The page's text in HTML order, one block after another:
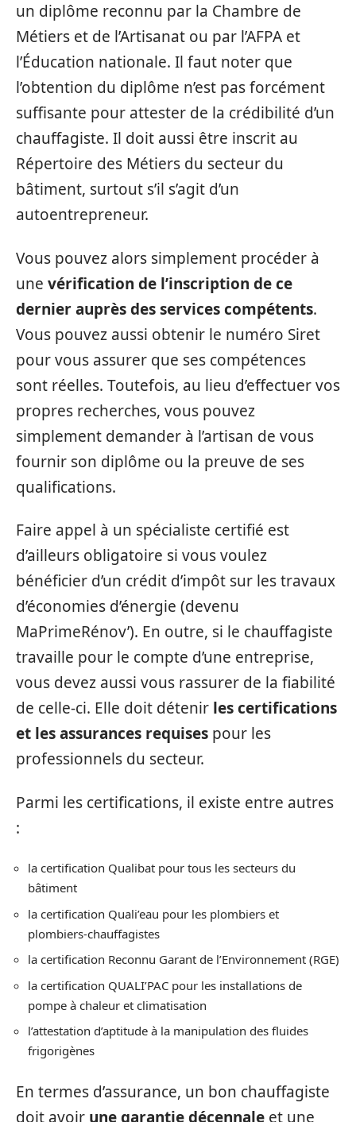
un diplôme reconnu par la Chambre de
Métiers et de l’Artisanat ou par l’AFPA et
l’Éducation nationale. Il faut noter que
l’obtention du diplôme n’est pas forcément
suffisante pour attester de la crédibilité d’un
chauffagiste. Il doit aussi être inscrit au
Répertoire des Métiers du secteur du
bâtiment, surtout s’il s’agit d’un
autoentrepreneur.
Vous pouvez alors simplement procéder à
une vérification de l’inscription de ce
dernier auprès des services compétents.
Vous pouvez aussi obtenir le numéro Siret
pour vous assurer que ses compétences
sont réelles. Toutefois, au lieu d’effectuer vos
propres recherches, vous pouvez
simplement demander à l’artisan de vous
fournir son diplôme ou la preuve de ses
qualifications.
Faire appel à un spécialiste certifié est
d’ailleurs obligatoire si vous voulez
bénéficier d’un crédit d’impôt sur les travaux
d’économies d’énergie (devenu
MaPrimeRénov’). En outre, si le chauffagiste
travaille pour le compte d’une entreprise,
vous devez aussi vous rassurer de la fiabilité
de celle-ci. Elle doit détenir les certifications
et les assurances requises pour les
professionnels du secteur.
Parmi les certifications, il existe entre autres
:
la certification Qualibat pour tous les secteurs du
bâtiment
la certification Quali’eau pour les plombiers et
plombiers-chauffagistes
la certification Reconnu Garant de l’Environnement (RGE)
la certification QUALI’PAC pour les installations de
pompe à chaleur et climatisation
l’attestation d’aptitude à la manipulation des fluides
frigorigènes
En termes d’assurance, un bon chauffagiste
doit avoir une garantie décennale et une